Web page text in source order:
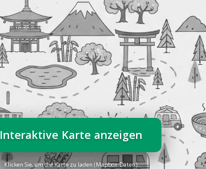
Interaktive Karte anzeigen
Klicken Sie, um die Karte zu laden (Mapbox-Daten)